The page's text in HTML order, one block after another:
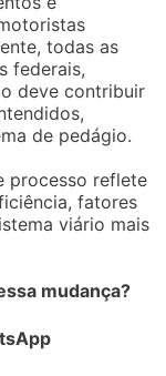
todas as
federais,
deve contribuir
de pedágio.
processo reflete
fatores
viário mais
mudança?